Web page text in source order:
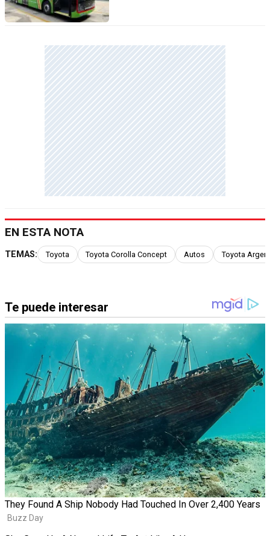
EN ESTA NOTA
TEMAS: Toyota Toyota Corolla Concept Autos Toyota